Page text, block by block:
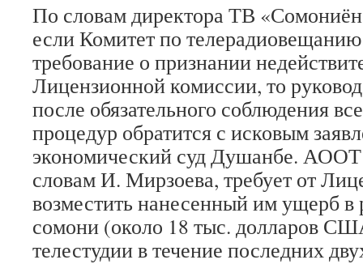
По словам директора ТВ
если Комитет по
требование о признании
Лицензионной комиссии, то
после обязательного соблюдения
процедур обратится с исковым
экономический суд Душанбе.
словам И. Мирзоева, требует от
возместить нанесенный им ущерб в
сомони (около 18 тыс. долларов
телестудии в течение последних